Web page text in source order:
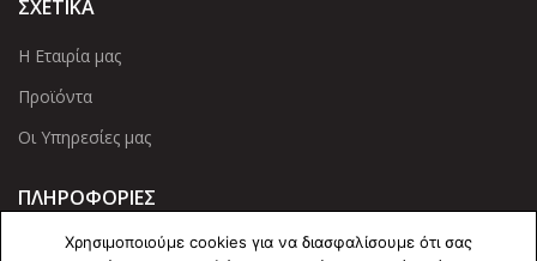
ΣΧΕΤΙΚΑ
Η Εταιρία μας
Προϊόντα
Οι Υπηρεσίες μας
ΠΛΗΡΟΦΟΡΙΕΣ
Πολιτική Απορρήτου
Χρησιμοποιούμε cookies για να διασφαλίσουμε ότι σας